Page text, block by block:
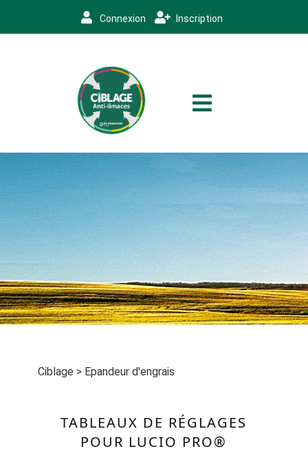
Connexion Inscription
Ciblage > Epandeur d'engrais
TABLEAUX DE RÉGLAGES
POUR LUCIO PRO®